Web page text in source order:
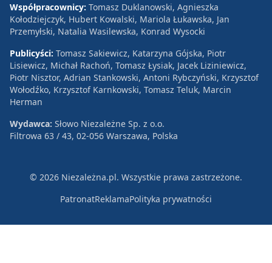
Współpracownicy: Tomasz Duklanowski, Agnieszka
Kołodziejczyk, Hubert Kowalski, Mariola Łukawska, Jan
Przemyłski, Natalia Wasilewska, Konrad Wysocki
Publicyści: Tomasz Sakiewicz, Katarzyna Gójska, Piotr
Lisiewicz, Michał Rachoń, Tomasz Łysiak, Jacek Liziniewicz,
Piotr Nisztor, Adrian Stankowski, Antoni Rybczyński, Krzysztof
Wołodźko, Krzysztof Karnkowski, Tomasz Teluk, Marcin
Herman
Wydawca: Słowo Niezależne Sp. z o.o.
Filtrowa 63 / 43, 02-056 Warszawa, Polska
© 2026 Niezależna.pl. Wszystkie prawa zastrzeżone.
PatronatReklamaPolityka prywatności